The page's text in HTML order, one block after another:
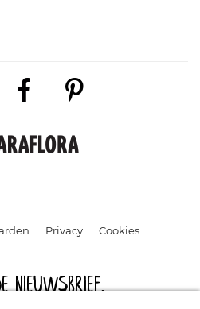
Privacy Cookies
nieuwsbrief.